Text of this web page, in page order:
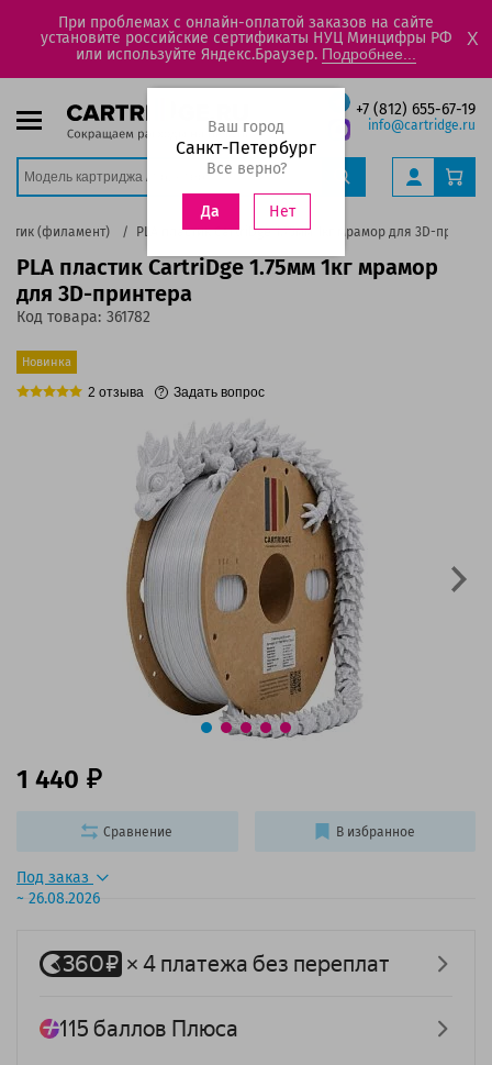
При проблемах с онлайн-оплатой заказов на сайте
установите российские сертификаты НУЦ Минцифры РФ
или используйте Яндекс.Браузер. Подробнее...
X
+7 (812) 655-67-19
info@cartridge.ru
Ваш город
Санкт-Петербург
Все верно?
Да Нет
(филамент) PLA пластик CartriDge 1.75мм 1кг мрамор для 3D-
PLA пластик CartriDge 1.75мм 1кг мрамор
для 3D-принтера
Код товара: 361782
Новинка
2 отзыва Задать вопрос
Под заказ
~ 26.08.2026
1 440
Сравнение В избранное